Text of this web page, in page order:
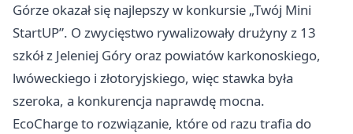
Górze okazał się najlepszy w konkursie „Twój Mini
StartUP”. O zwycięstwo rywalizowały drużyny z 13
szkół z Jeleniej Góry oraz powiatów karkonoskiego,
lwóweckiego i złotoryjskiego, więc stawka była
szeroka, a konkurencja naprawdę mocna.
EcoCharge to rozwiązanie, które od razu trafia do